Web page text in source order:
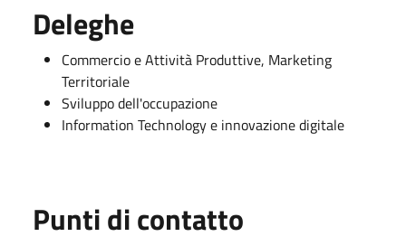
Deleghe
Commercio e Attività Produttive, Marketing
Territoriale
Sviluppo dell'occupazione
Information Technology e innovazione digitale
Punti di contatto